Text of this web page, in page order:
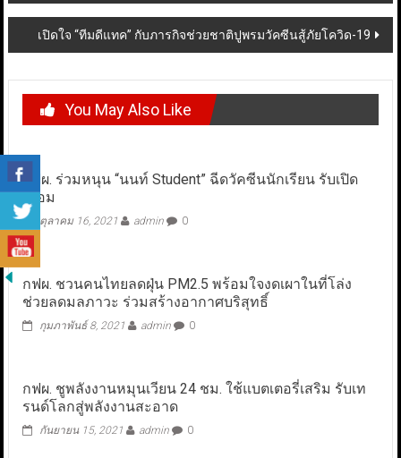
เปิดใจ “ทีมดีแทค” กับภารกิจช่วยชาติปูพรมวัคซีนสู้ภัยโควิด-19
You May Also Like
กฟผ. ร่วมหนุน “นนท์ Student” ฉีดวัคซีนนักเรียน รับเปิด
เทอม
ตุลาคม 16, 2021 admin 0
กฟผ. ชวนคนไทยลดฝุ่น PM2.5 พร้อมใจงดเผาในที่โล่ง
ช่วยลดมลภาวะ ร่วมสร้างอากาศบริสุทธิ์
กุมภาพันธ์ 8, 2021 admin 0
กฟผ. ชูพลังงานหมุนเวียน 24 ชม. ใช้แบตเตอรี่เสริม รับเท
รนด์โลกสู่พลังงานสะอาด
กันยายน 15, 2021 admin 0